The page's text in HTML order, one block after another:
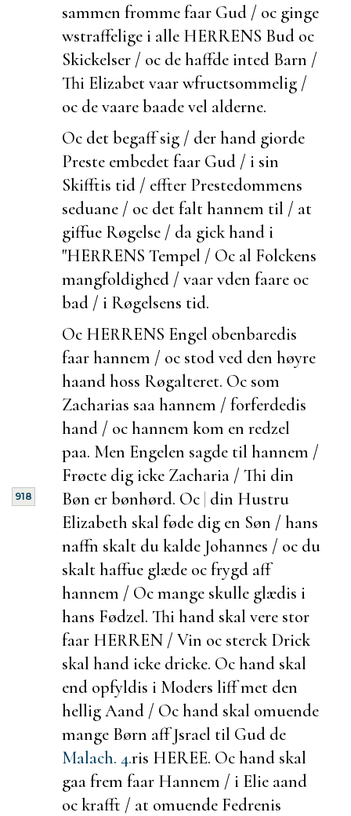
sammen fromme faar Gud / oc ginge
wstraffelige i alle HERRENS Bud oc
Skickelser / oc de haffde inted Barn /
Thi Elizabet vaar wfructsommelig /
oc de vaarebaade vel alderne.
Oc detbegaff sig / der hand giorde
Preste embedet faar Gud / i sin
Skifftis tid / effter Prestedommens
seduane / oc det falt hannem til / at
giffue Røgelse / da gick hand i
"HERRENS Tempel / Oc al Folckens
mangfoldighed / vaar vden faare oc
bad / i Røgelsens tid.
Oc HERRENS Engel obenbaredis
faar hannem / oc stod ved den høyre
haand hoss Røgalteret. Oc som
Zacharias saa hannem / forferdedis
hand / oc hannem kom en redzel
paa. Men Engelen sagde til hannem /
Frøcte dig icke Zacharia / Thi din
Bøn er bønhørd. Oc |
918
din Hustru
Elizabeth skal føde dig en Søn / hans
naffn skalt du kalde Johannes / oc du
skalt haffue glæde oc frygd aff
hannem / Oc mange skulle glædis i
hans Fødzel. Thi hand skal vere stor
faar HERREN / Vin oc sterck Drick
skal hand icke dricke. Oc hand skal
end opfyldis i Moders liff met den
hellig Aand / Oc hand skal omuende
mange Børn aff Jsrael til Gud de
Malach. 4.ris HEREE. Oc hand skal
gaa frem faar Hannem / i Elie aand
oc krafft / at omuende Fedrenis